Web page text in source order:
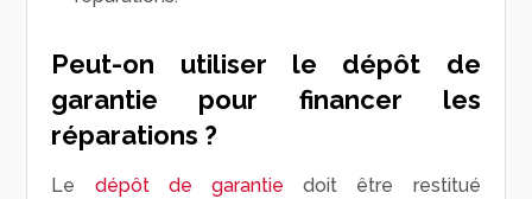
Peut-on utiliser le dépôt de
garantie pour financer les
réparations ?
Le dépôt de garantie doit être restitué